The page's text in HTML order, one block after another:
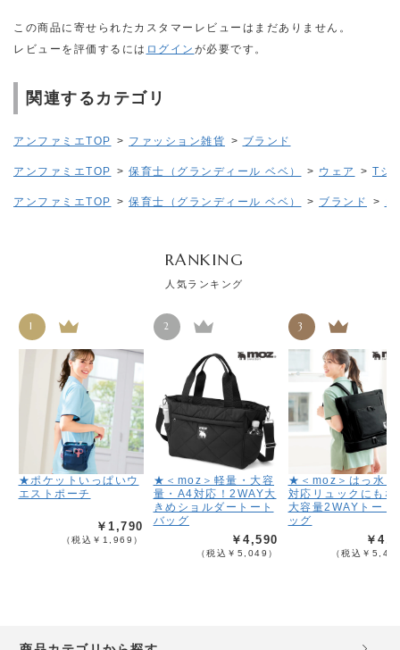
この商品に寄せられたカスタマーレビューはまだありません。
レビューを評価するには ログイン が必要です。
関連するカテゴリ
アンファミエTOP > ファッション雑貨 > ブランド
アンファミエTOP > 保育士（グランディール ベベ） > ウェア > Tシ
アンファミエTOP > 保育士（グランディール ベベ） > ブランド >
RANKING
人気ランキング
1
★ポケットいっぱいウ
エストポーチ
￥1,790
（税込￥1,969）
2
★＜moz＞軽量・大容
量・A4対応！2WAY大
きめショルダートート
バッグ
￥4,590
（税込￥5,049）
3
★＜moz＞はっ水！
対応リュックにもな
大容量2WAYトート
ッグ
￥
（税込￥